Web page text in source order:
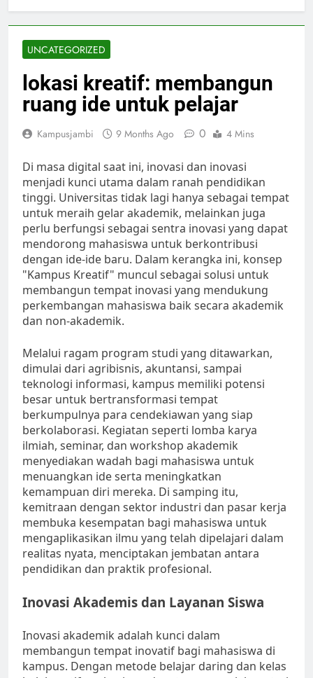
UNCATEGORIZED
lokasi kreatif: membangun
ruang ide untuk pelajar
Kampusjambi 9 Months Ago 0 4 Mins
Di masa digital saat ini, inovasi dan inovasi
menjadi kunci utama dalam ranah pendidikan
tinggi. Universitas tidak lagi hanya sebagai tempat
untuk meraih gelar akademik, melainkan juga
perlu berfungsi sebagai sentra inovasi yang dapat
mendorong mahasiswa untuk berkontribusi
dengan ide-ide baru. Dalam kerangka ini, konsep
"Kampus Kreatif" muncul sebagai solusi untuk
membangun tempat inovasi yang mendukung
perkembangan mahasiswa baik secara akademik
dan non-akademik.
Melalui ragam program studi yang ditawarkan,
dimulai dari agribisnis, akuntansi, sampai
teknologi informasi, kampus memiliki potensi
besar untuk bertransformasi tempat
berkumpulnya para cendekiawan yang siap
berkolaborasi. Kegiatan seperti lomba karya
ilmiah, seminar, dan workshop akademik
menyediakan wadah bagi mahasiswa untuk
menuangkan ide serta meningkatkan
kemampuan diri mereka. Di samping itu,
kemitraan dengan sektor industri dan pasar kerja
membuka kesempatan bagi mahasiswa untuk
mengaplikasikan ilmu yang telah dipelajari dalam
realitas nyata, menciptakan jembatan antara
pendidikan dan praktik profesional.
Inovasi Akademis dan Layanan Siswa
Inovasi akademik adalah kunci dalam
membangun tempat inovatif bagi mahasiswa di
kampus. Dengan metode belajar daring dan kelas